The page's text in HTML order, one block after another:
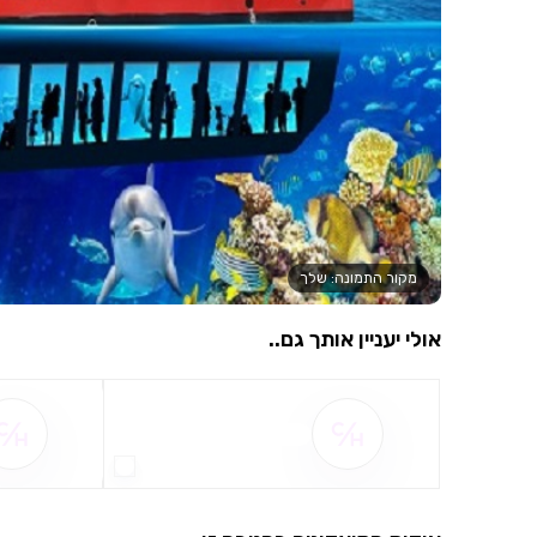
מקור התמונה: שלך
אולי יעניין אותך גם..